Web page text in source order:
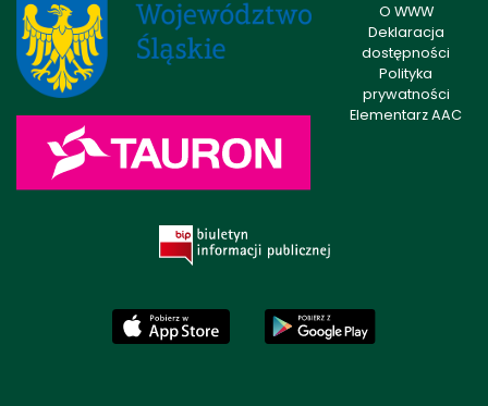
O WWW
Deklaracja
dostępności
Polityka
prywatności
Elementarz AAC